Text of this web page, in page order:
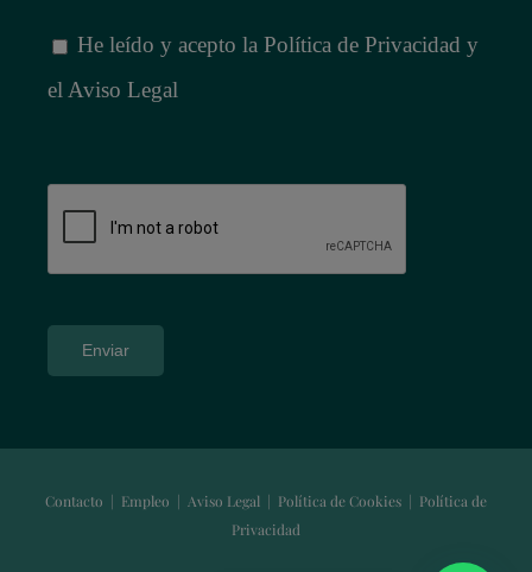
He leído y acepto laPolítica de Privacidad y
el Aviso Legal
Contacto | Empleo | Aviso Legal | Política de Cookies | Política de
Privacidad